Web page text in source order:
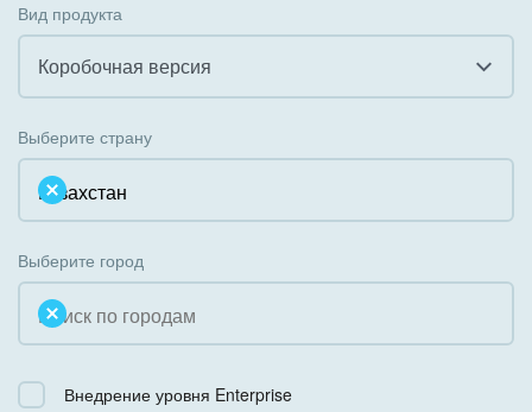
Интеграция с 1С
Организация задач и проектов
Внедрение Бизнес-процессов
Системное администрирование
Интернет-магазин и CRM
Крупные корпоративные внедрения
Внедрение для медицины
Государственные организации
Коммунальные услуги, ЖКХ
Некоммерческие, религиозные организации,
Недвижимость, риэлтерские компании
Образование, наука
Общественно-политические организации
Вид продукта
Коробочная версия
Облачный Битрикс24
Коробочная версия
Выберите страну
Выберите город
Внедрение уровня Enterprise